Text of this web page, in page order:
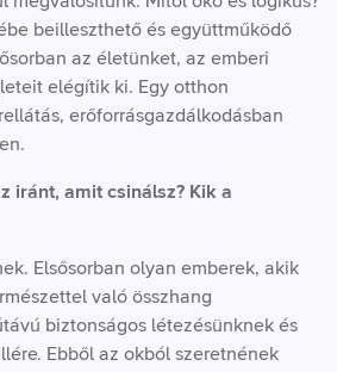
beilleszthető és együttműködő
az életünket, az emberi
elégítik ki. Egy otthon
erőforrásgazdálkodásban
iránt, amit csinálsz? Kik a
Elsősorban olyan emberek, akik
való összhang
biztonságos létezésünknek és
Ebből az okból szeretnének